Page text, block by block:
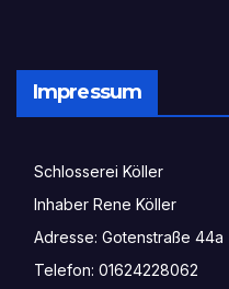
Impressum
Schlosserei Köller
Inhaber Rene Köller
Adresse: Gotenstraße 44a
Telefon: 01624228062